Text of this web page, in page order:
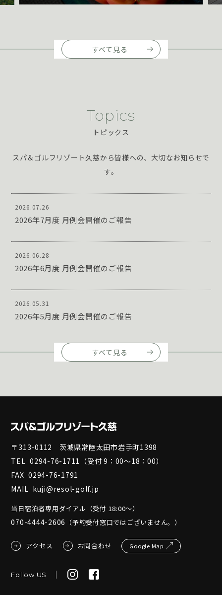
すべて見る
Topics
トピックス
スパ＆ゴルフリゾート久慈から皆様への、大切なお知らせで
す。
2026.07.26
2026年7月度 月例会開催のご報告
2026.06.28
2026年6月度 月例会開催のご報告
2026.05.31
2026年5月度 月例会開催のご報告
すべて見る
〒313-0112 茨城県常陸太田市岩手町1398
TEL 0294-76-1711
（受付 9：00～18：00）
FAX 0294-76-1791
MAIL kuji@resol-golf.jp
当日宿泊者専用ダイアル（受付 18:00～）
070-4444-2606 （予約受付窓口ではございません。）
アクセス お問合わせ Google Map
Follow US